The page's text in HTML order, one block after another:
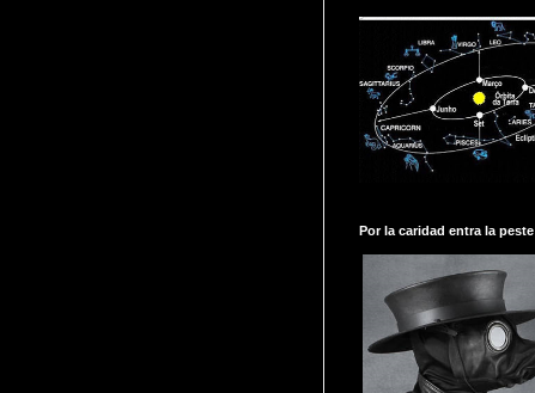
Por la caridad entra la peste